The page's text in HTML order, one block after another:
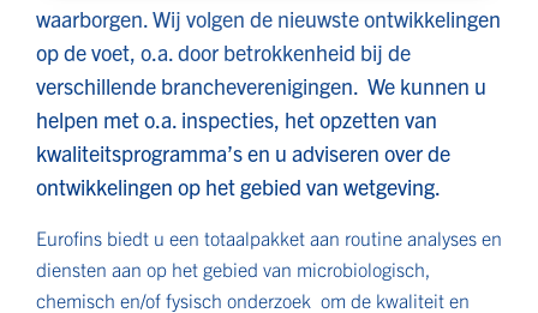
waarborgen. Wij volgen de nieuwste ontwikkelingen
op de voet, o.a. door betrokkenheid bij de
verschillende brancheverenigingen. We kunnen u
helpen met o.a. inspecties, het opzetten van
kwaliteitsprogramma’s en u adviseren over de
ontwikkelingen op het gebied van wetgeving.
Eurofins biedt u een totaalpakket aan routine analyses en
diensten aan op het gebied van microbiologisch,
chemisch en/of fysisch onderzoek om de kwaliteit en